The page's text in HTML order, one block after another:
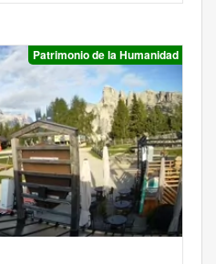
Patrimonio de la Humanidad